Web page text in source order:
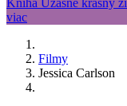
Filmy
Jessica Carlson